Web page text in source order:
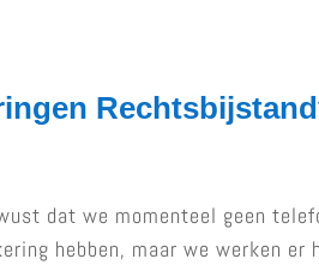
dat we momenteel geen
hebben, maar we werken er